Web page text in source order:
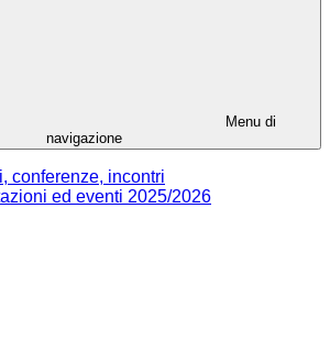
Menu di
navigazione
conferenze, incontri
ed eventi 2025/2026